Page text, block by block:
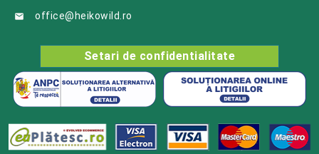
 office@heikowild.ro
Setari de confidentialitate